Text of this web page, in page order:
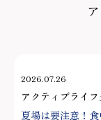
2026.07.26
アクティブライ
夏場は要注意！